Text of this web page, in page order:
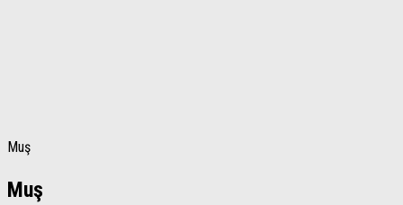
Muş
Muş